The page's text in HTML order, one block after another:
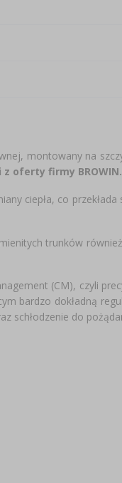
montowany na
oferty firmy BROWIN.
ciepła, co przekłada
trunków
(CM), czyli
bardzo dokładną
schłodzenie do